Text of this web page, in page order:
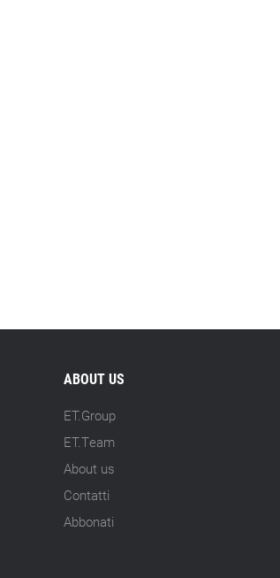
ABOUT US
ET.Group
ET.Team
About us
Contatti
Abbonati